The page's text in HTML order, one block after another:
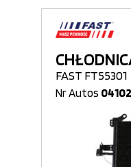
FAST FT55301
Nr Autos